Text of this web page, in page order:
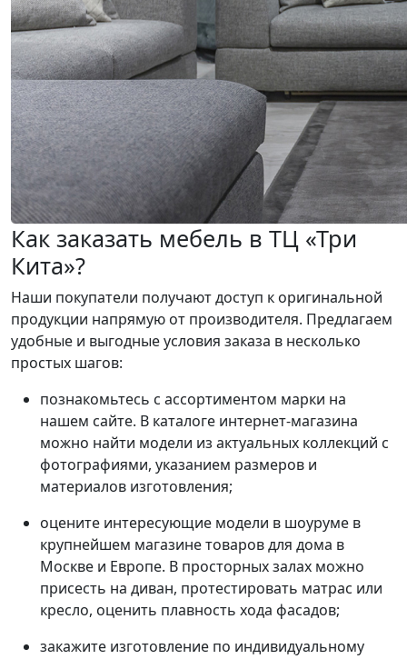
Как заказать мебель в ТЦ «Три
Кита»?
Наши покупатели получают доступ к оригинальной
продукции напрямую от производителя. Предлагаем
удобные и выгодные условия заказа в несколько
простых шагов:
познакомьтесь с ассортиментом марки на
нашем сайте. В каталоге интернет-магазина
можно найти модели из актуальных коллекций с
фотографиями, указанием размеров и
материалов изготовления;
оцените интересующие модели в шоуруме в
крупнейшем магазине товаров для дома в
Москве и Европе. В просторных залах можно
присесть на диван, протестировать матрас или
кресло, оценить плавность хода фасадов;
закажите изготовление по индивидуальному